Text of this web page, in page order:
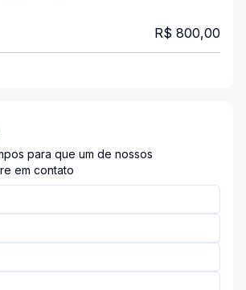
R$ 800,00
para que um de nossos
em contato